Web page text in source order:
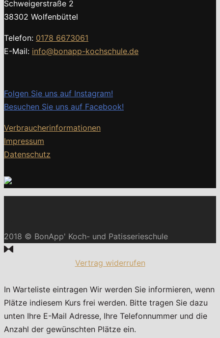
Schweigerstraße 2
38302 Wolfenbüttel
Telefon: 0178 6673061
E-Mail: info@bonapp-kochschule.de
Folgen Sie uns auf Instagram!
Besuchen Sie uns auf Facebook!
Verbraucherinformationen
Impressum
Datenschutz
2018 © BonApp' Koch- und Patisserieschule
Vertrag widerrufen
In Warteliste eintragen Wir werden Sie informieren, wenn
Plätze indiesem Kurs frei werden. Bitte tragen Sie dazu
unten Ihre E-Mail Adresse, Ihre Telefonnummer und die
Anzahl der gewünschten Plätze ein.